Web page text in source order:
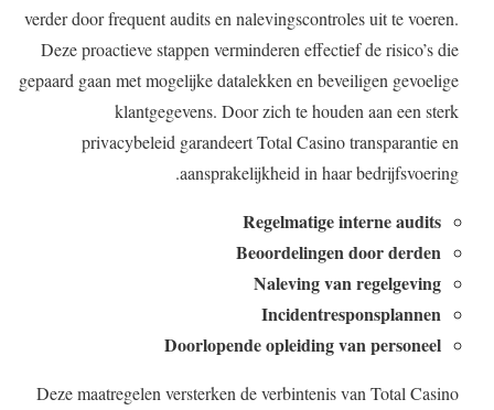
verder door frequent audits en nalevingscontroles uit te voeren.
Deze proactieve stappen verminderen effectief de risico’s die
gepaard gaan met mogelijke datalekken en beveiligen gevoelige
klantgegevens. Door zich te houden aan een sterk
privacybeleid garandeert Total Casino transparantie en
aansprakelijkheid in haar bedrijfsvoering.
Regelmatige interne audits
Beoordelingen door derden
Naleving van regelgeving
Incidentresponsplannen
Doorlopende opleiding van personeel
Deze maatregelen versterken de verbintenis van Total Casino